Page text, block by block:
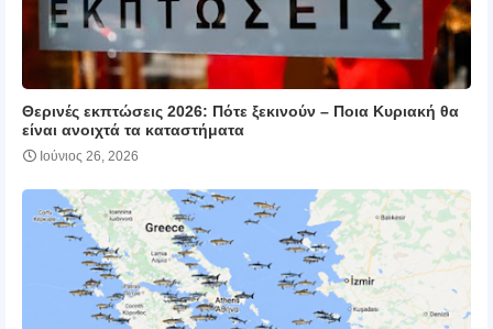
Θερινές εκπτώσεις 2026: Πότε ξεκινούν – Ποια Κυριακή θα
είναι ανοιχτά τα καταστήματα
Ιούνιος 26, 2026